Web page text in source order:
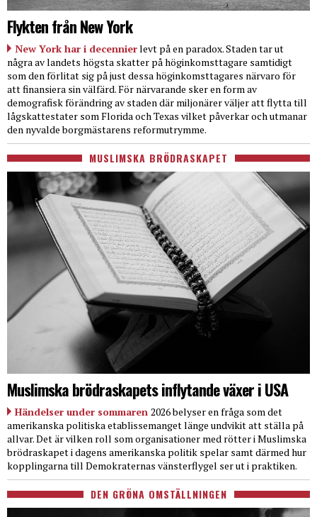
Flykten från New York
New York har i decennierlevt på en paradox. Staden tar ut
några av landets högsta skatter på höginkomsttagare samtidigt
som den förlitat sig på just dessa höginkomsttagares närvaro för
att finansiera sin välfärd. För närvarande sker en form av
demografisk förändring av staden där miljonärer väljer att flytta till
lågskattestater som Florida och Texas vilket påverkar och utmanar
den nyvalde borgmästarens reformutrymme.
MUSLIMSKA BRÖDRASKAPET
Muslimska brödraskapets inflytande växer i USA
Händelser under sommaren 2026 belyser en fråga som det
amerikanska politiska etablissemanget länge undvikit att ställa på
allvar. Det är vilken roll som organisationer med rötter i Muslimska
brödraskapet i dagens amerikanska politik spelar samt därmed hur
kopplingarna till Demokraternas vänsterflygel ser ut i praktiken.
DEN GRÖNA OMSTÄLLNINGEN